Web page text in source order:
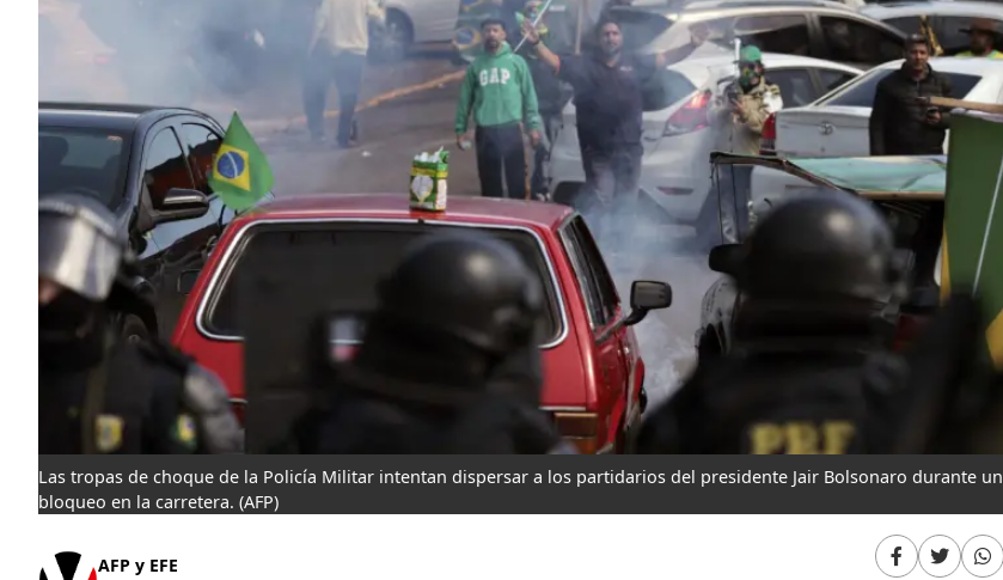
Las tropas de choque de la Policía Militar intentan dispersar a los partidarios del presidente Jair Bolsonaro durante un
bloqueo en la carretera. (AFP)
AFP y EFE